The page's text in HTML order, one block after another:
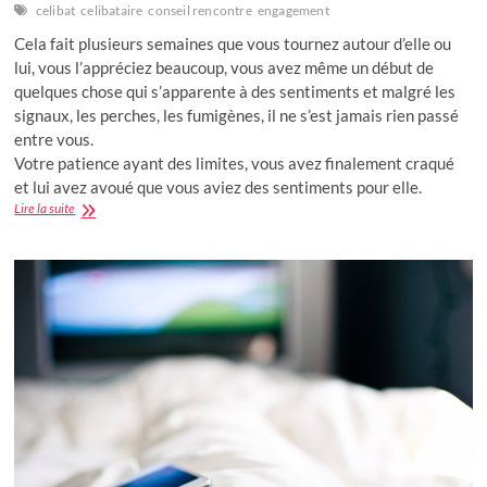
celibat celibataire conseil rencontre engagement
Cela fait plusieurs semaines que vous tournez autour d’elle ou
lui, vous l’appréciez beaucoup, vous avez même un début de
quelques chose qui s’apparente à des sentiments et malgré les
signaux, les perches, les fumigènes, il ne s’est jamais rien passé
entre vous.
Votre patience ayant des limites, vous avez finalement craqué
et lui avez avoué que vous aviez des sentiments pour elle.
Lire la suiteIl
n’est
pas
pour
relation